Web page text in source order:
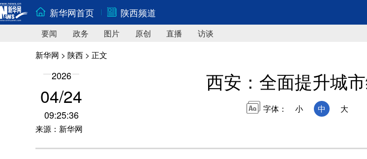
新华网首页 陕西频道
要闻 政务 图片 原创 直播
访谈
新华网 > 陕西 > 正文
2026
04/24
09:25:36
来源：新华网
西安：全面提升城
字体： 小 中 大